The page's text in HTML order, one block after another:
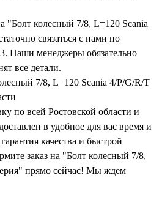
"Болт колесный 7/8, L=120 Scania
связаться с нами по
Наши менеджеры обязательно
все детали.
7/8, L=120 Scania 4/P/G/R/T
по всей Ростовской области и
в удобное для вас время и
качества и быстрой
заказ на "Болт колесный 7/8,
прямо сейчас! Мы ждем